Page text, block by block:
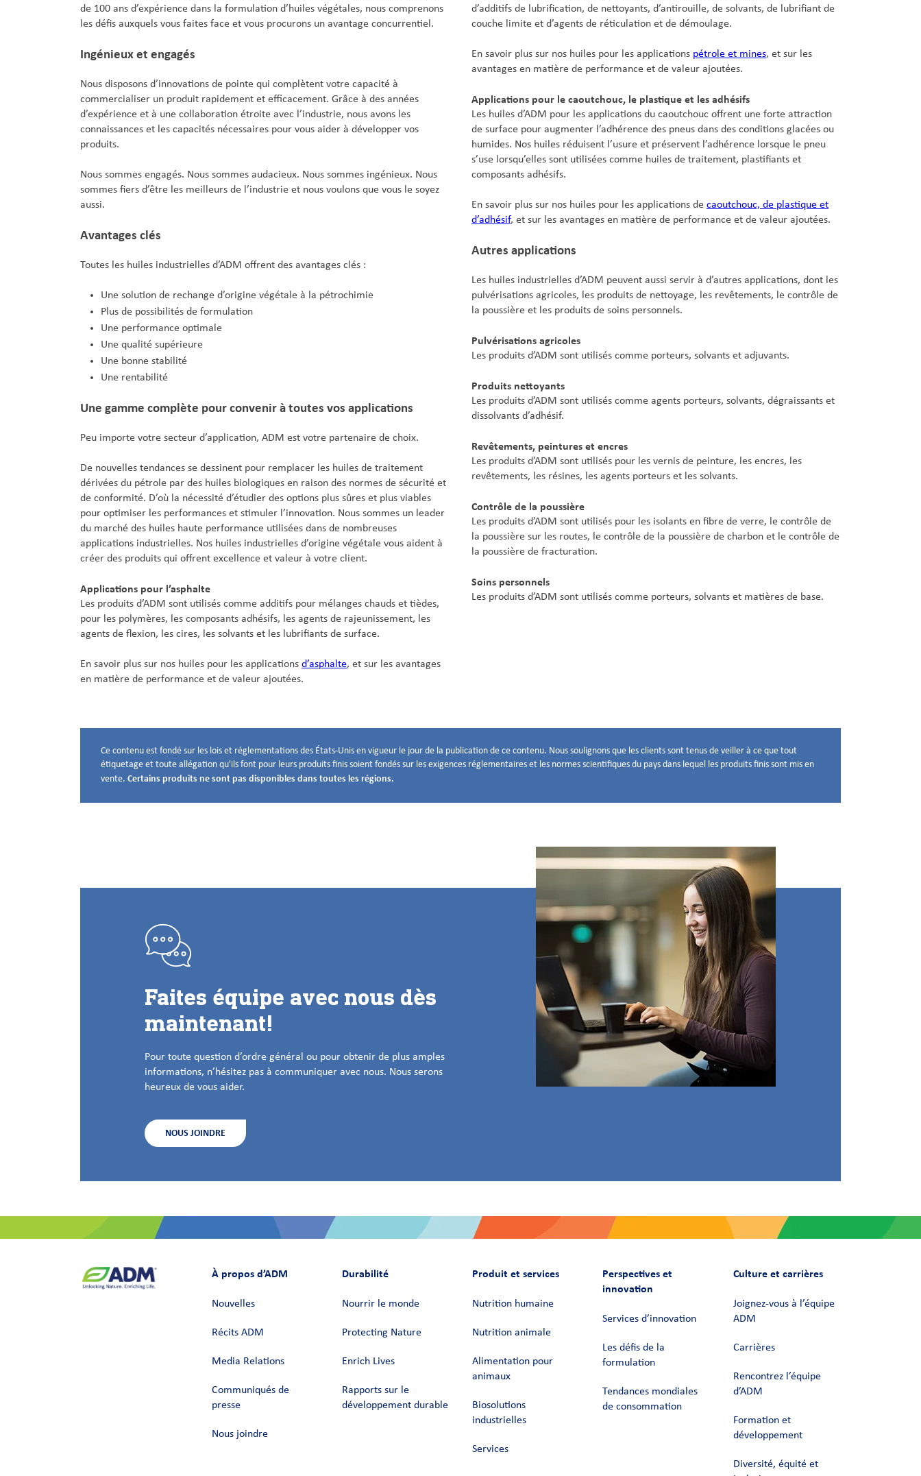
de 100 ans d’expérience dans la formulation d’huiles végétales, nous comprenons
les défis auxquels vous faites face et vous procurons un avantage concurrentiel.
Ingénieux et engagés
Nous disposons d’innovations de pointe qui complètent votre capacité à
commercialiser un produit rapidement et efficacement. Grâce à des années
d’expérience et à une collaboration étroite avec l’industrie, nous avons les
connaissances et les capacités nécessaires pour vous aider à développer vos
produits.
Nous sommes engagés. Nous sommes audacieux. Nous sommes ingénieux. Nous
sommes fiers d’être les meilleurs de l’industrie et nous voulons que vous le soyez
aussi.
Avantages clés
Toutes les huiles industrielles d’ADM offrent des avantages clés :
Une solution de rechange d’origine végétale à la pétrochimie
Plus de possibilités de formulation
Une performance optimale
Une qualité supérieure
Une bonne stabilité
Une rentabilité
Une gamme complète pour convenir à toutes vos applications
Peu importe votre secteur d’application, ADM est votre partenaire de choix.
De nouvelles tendances se dessinent pour remplacer les huiles de traitement
dérivées du pétrole par des huiles biologiques en raison des normes de sécurité et
de conformité. D’où la nécessité d’étudier des options plus sûres et plus viables
pour optimiser les performances et stimuler l’innovation. Nous sommes un leader
du marché des huiles haute performance utilisées dans de nombreuses
applications industrielles. Nos huiles industrielles d’origine végétale vous aident à
créer des produits qui offrent excellence et valeur à votre client.
Applications pour l’asphalte
Les produits d’ADM sont utilisés comme additifs pour mélanges chauds et tièdes,
pour les polymères, les composants adhésifs, les agents de rajeunissement, les
agents de flexion, les cires, les solvants et les lubrifiants de surface.
En savoir plus sur nos huiles pour les applications d’asphalte, et sur les avantages
en matière de performance et de valeur ajoutées.
d’additifs de lubrification, de nettoyants, d’antirouille, de solvants, de lubrifiant de
couche limite et d’agents de réticulation et de démoulage.
En savoir plus sur nos huiles pour les applications pétrole et mines, et sur les
avantages en matière de performance et de valeur ajoutées.
Applications pour le caoutchouc, le plastique et les adhésifs
Les huiles d’ADM pour les applications du caoutchouc offrent une forte attraction
de surface pour augmenter l’adhérence des pneus dans des conditions glacées ou
humides. Nos huiles réduisent l’usure et préservent l’adhérence lorsque le pneu
s’use lorsqu’elles sont utilisées comme huiles de traitement, plastifiants et
composants adhésifs.
En savoir plus sur nos huiles pour les applications de caoutchouc, de plastique et
d’adhésif, et sur les avantages en matière de performance et de valeur ajoutées.
Autres applications
Les huiles industrielles d’ADM peuvent aussi servir à d’autres applications, dont les
pulvérisations agricoles, les produits de nettoyage, les revêtements, le contrôle de
la poussière et les produits de soins personnels.
Pulvérisations agricoles
Les produits d’ADM sont utilisés comme porteurs, solvants et adjuvants.
Produits nettoyants
Les produits d’ADM sont utilisés comme agents porteurs, solvants, dégraissants et
dissolvants d’adhésif.
Revêtements, peintures et encres
Les produits d’ADM sont utilisés pour les vernis de peinture, les encres, les
revêtements, les résines, les agents porteurs et les solvants.
Contrôle de la poussière
Les produits d’ADM sont utilisés pour les isolants en fibre de verre, le contrôle de
la poussière sur les routes, le contrôle de la poussière de charbon et le contrôle de
la poussière de fracturation.
Soins personnels
Les produits d’ADM sont utilisés comme porteurs, solvants et matières de base.
Avis de non-responsabilité ci-dessous
Ce contenu est fondé sur les lois et réglementations des États-Unis en vigueur le jour de la publication de ce contenu. Nous soulignons que les clients sont tenus de veiller à ce que tout
étiquetage et toute allégation qu'ils font pour leurs produits finis soient fondés sur les exigences réglementaires et les normes scientifiques du pays dans lequel les produits finis sont mis en
vente. Certains produits ne sont pas disponibles dans toutes les régions.
Faites équipe avec nous dès
maintenant!
Pour toute question d’ordre général ou pour obtenir de plus amples
informations, n’hésitez pas à communiquer avec nous. Nous serons
heureux de vous aider.
NOUS JOINDRE
À propos d’ADM
Nouvelles
Récits ADM
Media Relations
Communiqués de
presse
Nous joindre
Durabilité
Nourrir le monde
Protecting Nature
Enrich Lives
Rapports sur le
développement durable
Produit et services
Nutrition humaine
Nutrition animale
Alimentation pour
animaux
Biosolutions
industrielles
Services
Perspectives et
innovation
Services d’innovation
Les défis de la
formulation
Tendances mondiales
de consommation
Culture et carrières
Joignez-vous à l’équipe
ADM
Carrières
Rencontrez l’équipe
d’ADM
Formation et
développement
Diversité, équité et